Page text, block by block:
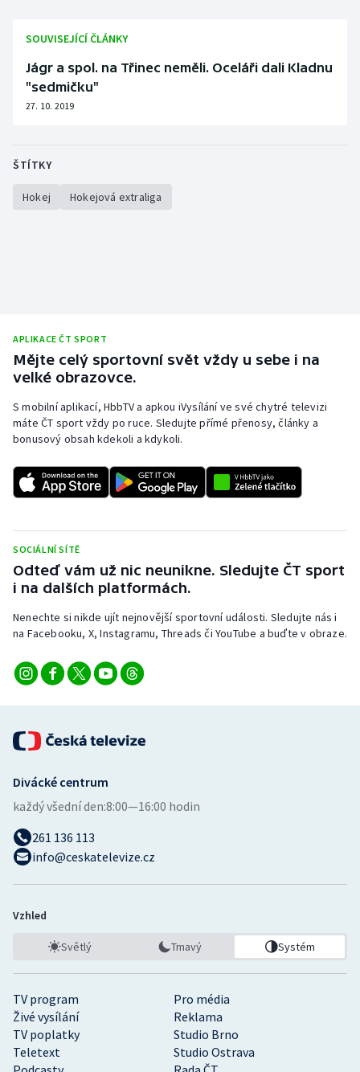
SOUVISEJÍCÍ ČLÁNKY
Jágr a spol. na Třinec neměli. Oceláři dali Kladnu
"sedmičku"
27. 10. 2019
ŠTÍTKY
Hokej Hokejová extraliga
APLIKACE ČT SPORT
Mějte celý sportovní svět vždy u sebe i na
velké obrazovce.
S mobilní aplikací, HbbTV a apkou iVysílání ve své chytré televizi
máte ČT sport vždy po ruce. Sledujte přímé přenosy, články a
bonusový obsah kdekoli a kdykoli.
SOCIÁLNÍ SÍTĚ
Odteď vám už nic neunikne. Sledujte ČT sport
i na dalších platformách.
Nenechte si nikde ujít nejnovější sportovní události. Sledujte nás i
na Facebooku, X, Instagramu, Threads či YouTube a buďte v obraze.
TV program
Pro média
Živé vysílání
Reklama
TV poplatky
Studio Brno
Teletext
Studio Ostrava
Divácké centrum
každý všední den:8:00—16:00 hodin
261 136 113
info@ceskatelevize.cz
Vzhled
Světlý Tmavý Systém